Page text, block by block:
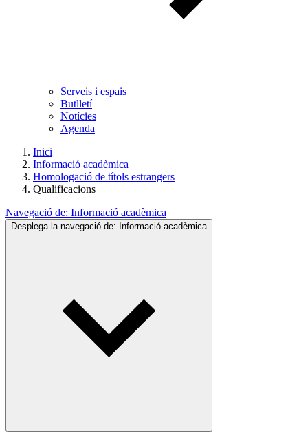
Serveis i espais
Butlletí
Notícies
Agenda
Inici
Informació acadèmica
Homologació de títols estrangers
Qualificacions
Navegació de: Informació acadèmica
Desplega la navegació de: Informació acadèmica